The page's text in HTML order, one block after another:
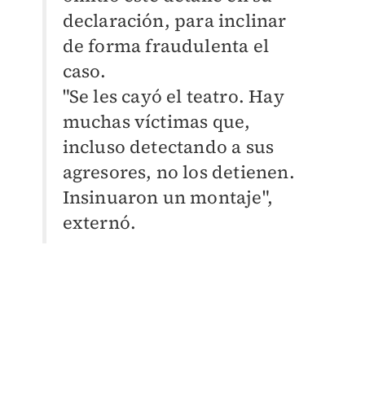
declaración, para inclinar
de forma fraudulenta el
caso.
"Se les cayó el teatro. Hay
muchas víctimas que,
incluso detectando a sus
agresores, no los detienen.
Insinuaron un montaje",
externó.